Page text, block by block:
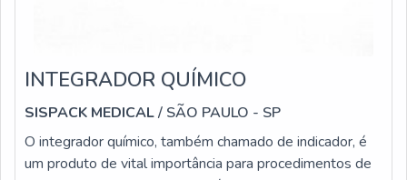
INTEGRADOR QUÍMICO
SISPACK MEDICAL/ SÃO PAULO - SP
O integrador químico, também chamado de indicador, é
um produto de vital importância para procedimentos de